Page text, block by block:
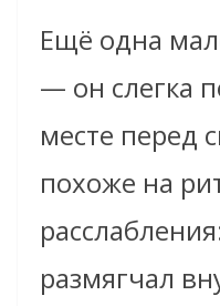
Ещё одна
— он слегка
месте перед
похоже на
размягчал